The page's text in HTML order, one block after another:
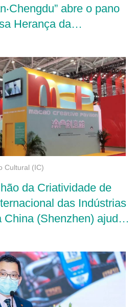
abre o pano
Herança da
Cultural (IC)
da Criatividade de
das Indústrias
China (Shenzhen) ajuda
obtidos e a expandir